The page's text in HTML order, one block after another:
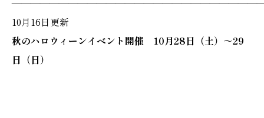
10月16日更新
秋のハロウィーンイベント開催 10月28日（土）～29
日（日）